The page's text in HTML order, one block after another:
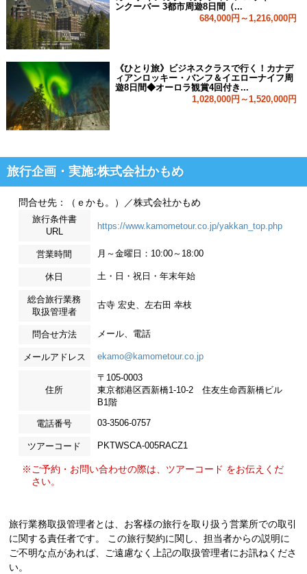
ンクーバー 3都市周遊8日間（...
684,000円～1,216,000円
《ひとり旅》ビジネスクラスで行く！カナデ
ィアンロッキー・バンフ＆イエローナイフ周
遊8日間◆オーロラ観賞4回付き...
1,028,000円～1,520,000円
旅行企画・実施:株式会社かもめ
問合せ先：（ｅかも。）／株式会社かもめ
旅行条件書
URL
https://www.kamometour.co.jp/yakkan_top.php
営業時間 月～金曜日：10:00～18:00
休日 土・日・祝日・年末年始
総合旅行業務
取扱管理者
古寺 宏史、左右田 幸枝
問合せ方法 メール、電話
メールアドレス ekamo@kamometour.co.jp
住所
〒105-0003
東京都港区西新橋1-10-2 住友生命西新橋ビル
B1階
電話番号 03-3506-0757
ツアーコード PKTWSCA-005RACZ1
※ご予約・お問い合わせの際は、ツアーコード をお伝えくだ
さい。
旅行業務取扱管理者とは、お客様の旅行を取り扱う営業所での取引
に関する責任者です。 この旅行契約に関し、担当者からの説明に
ご不明な点があれば、ご遠慮なく上記の取扱管理者にお訊ねくださ
い。